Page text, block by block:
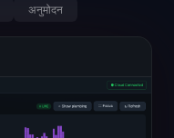
अनुमोदन